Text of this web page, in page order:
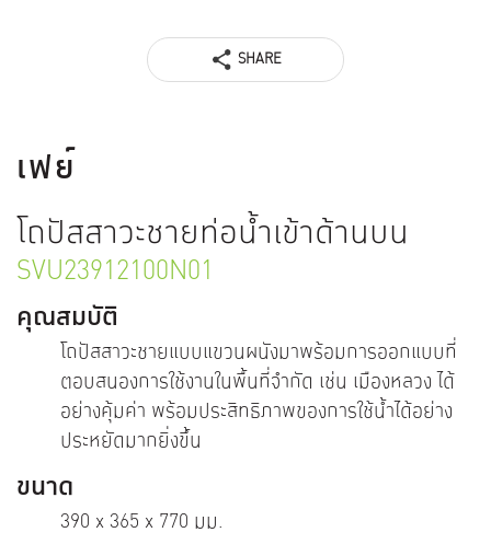
SHARE
เฟย์
โถปัสสาวะชายท่อน้ำเข้าด้านบน
SVU23912100N01
คุณสมบัติ
โถปัสสาวะชายแบบแขวนผนังมาพร้อมการออกแบบที่
ตอบสนองการใช้งานในพื้นที่จำกัด เช่น เมืองหลวง ได้
อย่างคุ้มค่า พร้อมประสิทธิภาพของการใช้น้ำได้อย่าง
ประหยัดมากยิ่งขึ้น
ขนาด
390 x 365 x 770 มม.